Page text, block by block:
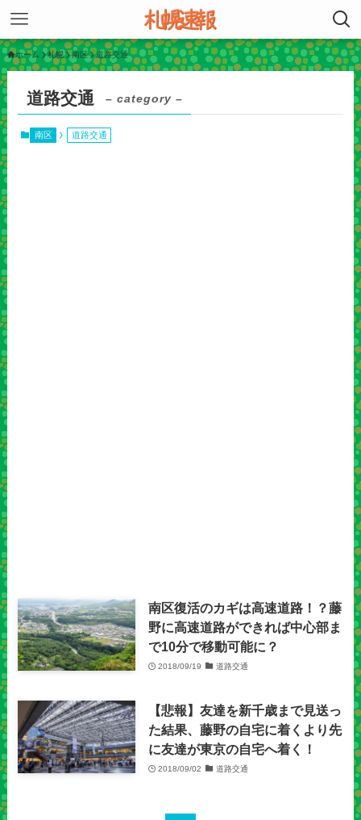
ホーム 札幌 南区 道路交通
道路交通 – category –
南区 道路交通
南区復活のカギは高速道路！？藤
野に高速道路ができれば中心部ま
で10分で移動可能に？
2018/09/19 道路交通
【悲報】友達を新千歳まで見送っ
た結果、藤野の自宅に着くより先
に友達が東京の自宅へ着く！
2018/09/02 道路交通